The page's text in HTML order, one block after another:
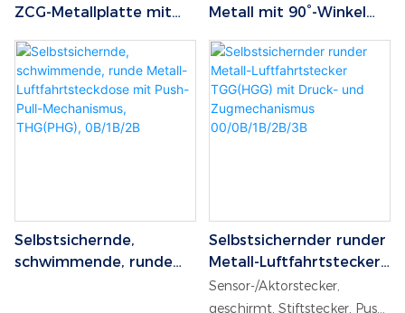
ZCG-Metallplatte mit
vordere und hintere
Verriegelung,
Luftfahrtsteckdose
00/0B/1B/2B/3B
Metall mit 90°-Winkel
selbstsichernd, für die
Luftfahrt geeignet, 3B
Selbstsichernde,
schwimmende, runde
Selbstsichernder runder
Metall-Luftfahrtstecker
TGG(HGG) mit Druck-
und Zugmechanismus
Sensor-/Aktorstecker,
geschirmt, Stiftstecker, Push-